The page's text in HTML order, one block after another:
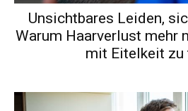
Unsichtbares Leiden,
Warum Haarverlust mehr
mit Eitelkeit zu